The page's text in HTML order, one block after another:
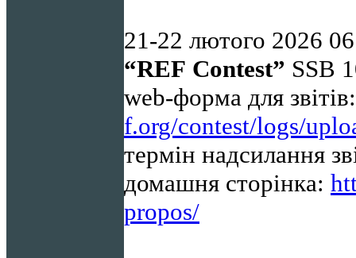
21-22 лютого 2026
“REF Contest” SSB
web-форма для
f.org/contest/logs/
термін надсилання
домашня сторінка:
propos/